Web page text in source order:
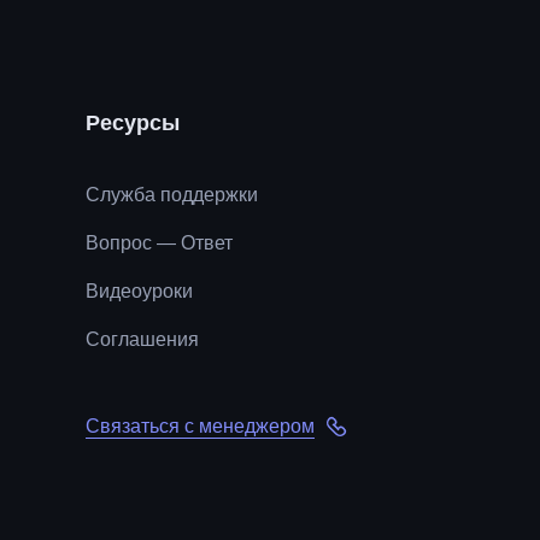
Ресурсы
Служба поддержки
Вопрос — Ответ
Видеоуроки
Соглашения
Связаться с менеджером